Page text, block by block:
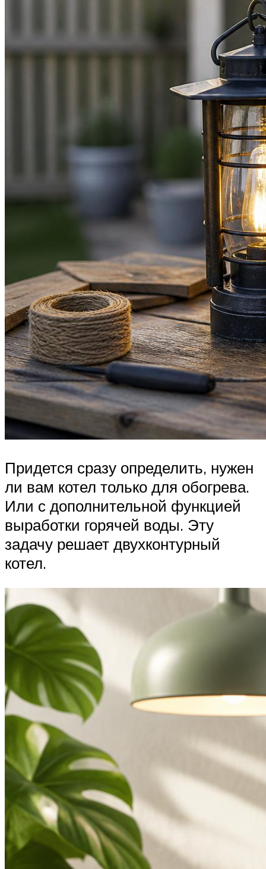
Придется сразу определить, нужен
ли вам котел только для обогрева.
Или с дополнительной функцией
выработки горячей воды. Эту
задачу решает двухконтурный
котел.